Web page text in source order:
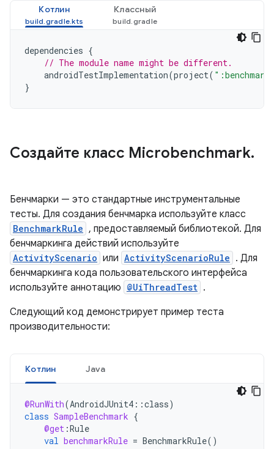
Котлин Классный
dependencies {
// The module name might be different.
androidTestImplementation(project(
}
Создайте класс Microbenchmark.
Бенчмарки — это стандартные инструментальные
тесты. Для создания бенчмарка используйте класс
BenchmarkRule , предоставляемый библиотекой. Для
бенчмаркинга действий используйте
ActivityScenario или ActivityScenarioRule . Для
бенчмаркинга кода пользовательского интерфейса
используйте аннотацию @UiThreadTest .
Следующий код демонстрирует пример теста
производительности:
Котлин Java
@RunWith(AndroidJUnit4 ::class)
class SampleBenchmark {
@get :Rule
val benchmarkRule = BenchmarkRule()